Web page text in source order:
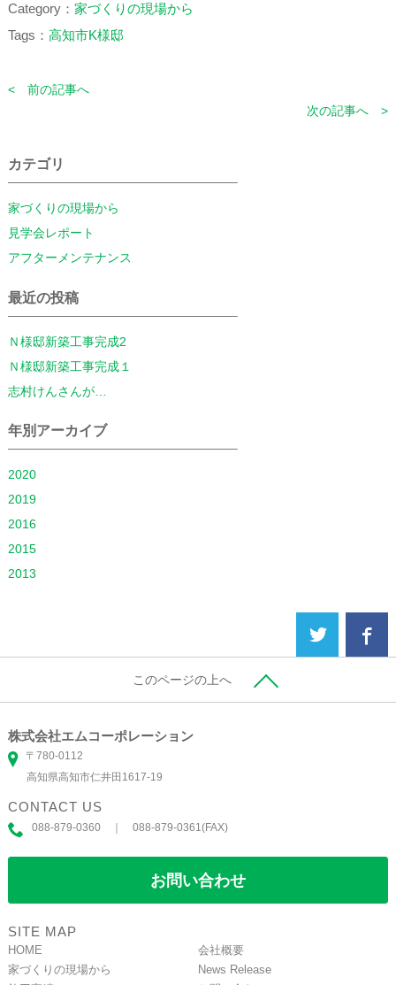
Category： 家づくりの現場から
Tags： 高知市K様邸
< 前の記事へ
次の記事へ >
カテゴリ
家づくりの現場から
見学会レポート
アフターメンテナンス
最近の投稿
Ｎ様邸新築工事完成2
Ｎ様邸新築工事完成１
志村けんさんが…
年別アーカイブ
2020
2019
2016
2015
2013
このページの上へ
株式会社エムコーポレーション
〒780-0112
高知県高知市仁井田1617-19
CONTACT US
088-879-0360 ｜ 088-879-0361(FAX)
お問い合わせ
SITE MAP
HOME
家づくりの現場から
会社概要
News Release